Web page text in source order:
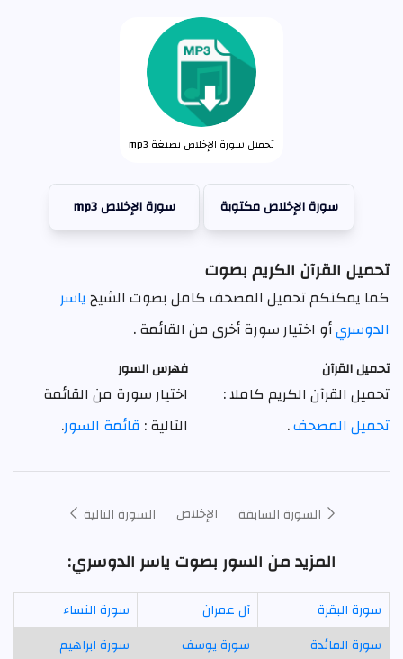
تحميل سورة الإخلاص بصيغة mp3
سورة الإخلاص مكتوبة سورة الإخلاص mp3
تحميل القرآن الكريم بصوت
كما يمكنكم تحميل المصحف كامل بصوت الشيخياسر
الدوسريأو اختيار سورة أخرى من القائمة .
تحميل القرآن
تحميل القرآن الكريم كاملا :
تحميل المصحف.
فهرس السور
اختيار سورة من القائمة
التالية : قائمة السور.
السورة السابقة الإخلاص السورة التالية
المزيد من السور بصوت ياسر الدوسري:
سورة البقرة آل عمران
سورة النساء
سورة المائدة
سورة يوسف
سورة ابراهيم